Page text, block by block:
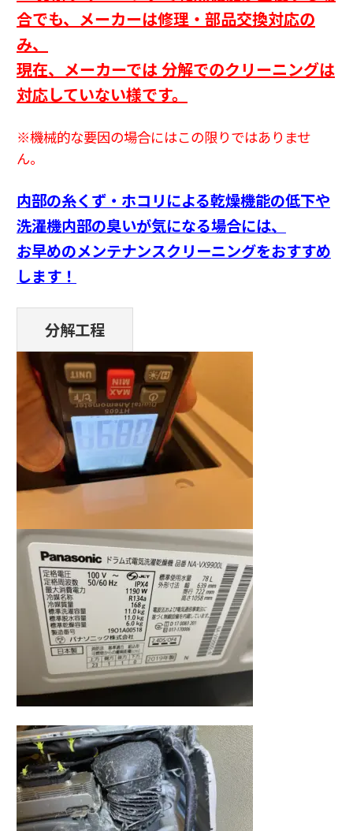
合でも、 メーカーは修理・部品交換対応の
み、
現在、メーカーでは 分解でのクリーニングは
対応していない様です。
※機械的な要因の場合にはこの限りではありませ
ん。
内部の糸くず・ホコリによる乾燥機能の低下や
洗濯機内部の臭いが気になる場合には、
お早めのメンテナンスクリーニングをおすすめ
します！
分解工程